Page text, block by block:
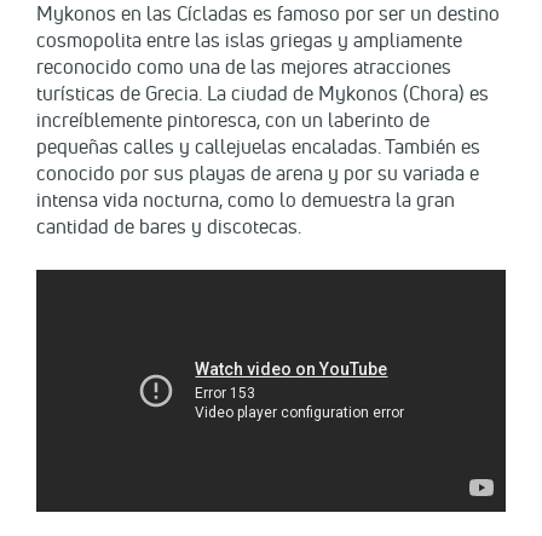
Mykonos en las Cícladas es famoso por ser un destino
cosmopolita entre las islas griegas y ampliamente
reconocido como una de las mejores atracciones
turísticas de Grecia. La ciudad de Mykonos (Chora) es
increíblemente pintoresca, con un laberinto de
pequeñas calles y callejuelas encaladas. También es
conocido por sus playas de arena y por su variada e
intensa vida nocturna, como lo demuestra la gran
cantidad de bares y discotecas.